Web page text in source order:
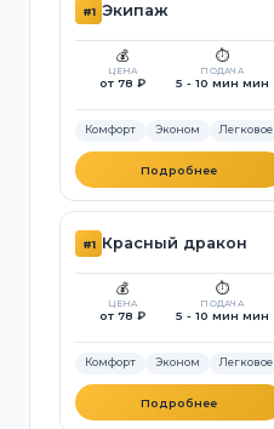
#1 Экипаж
💰
ЦЕНА
от 78 ₽
⏱️
ПОДАЧА
5 - 10 мин мин
Комфорт Эконом Легковое
Подробнее
#1 Красный дракон
💰
ЦЕНА
от 78 ₽
⏱️
ПОДАЧА
5 - 10 мин мин
Комфорт Эконом Легковое
Подробнее